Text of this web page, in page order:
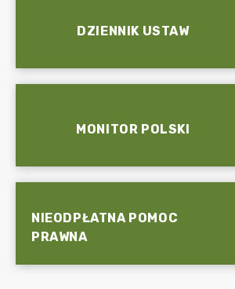
DZIENNIK USTAW
MONITOR POLSKI
NIEODPŁATNA POMOC
PRAWNA